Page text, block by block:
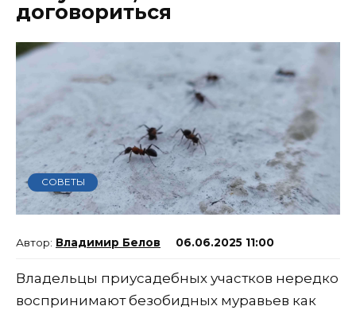
договориться
СОВЕТЫ
Владимир Белов 06.06.2025 11:00
Владельцы приусадебных участков нередко
воспринимают безобидных муравьев как